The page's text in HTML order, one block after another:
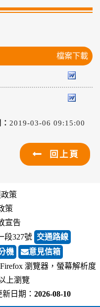
檔案下載
2019-03-06 09:15:00
回上頁
策
策
宣告
段327號 交通路線
機
意見信箱
瀏覽器，螢幕解析度
上瀏覽
新日期： 2026-08-10